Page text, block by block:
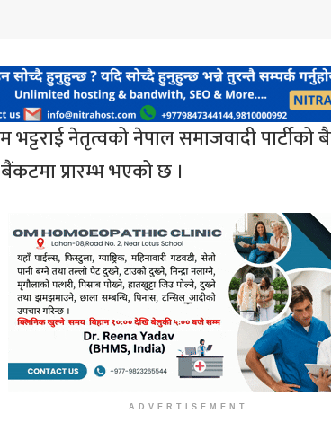
भट्टराई नेतृत्वको नेपाल समाजवादी
प्रारम्भ भएको छ ।
ADVERTISEMENT